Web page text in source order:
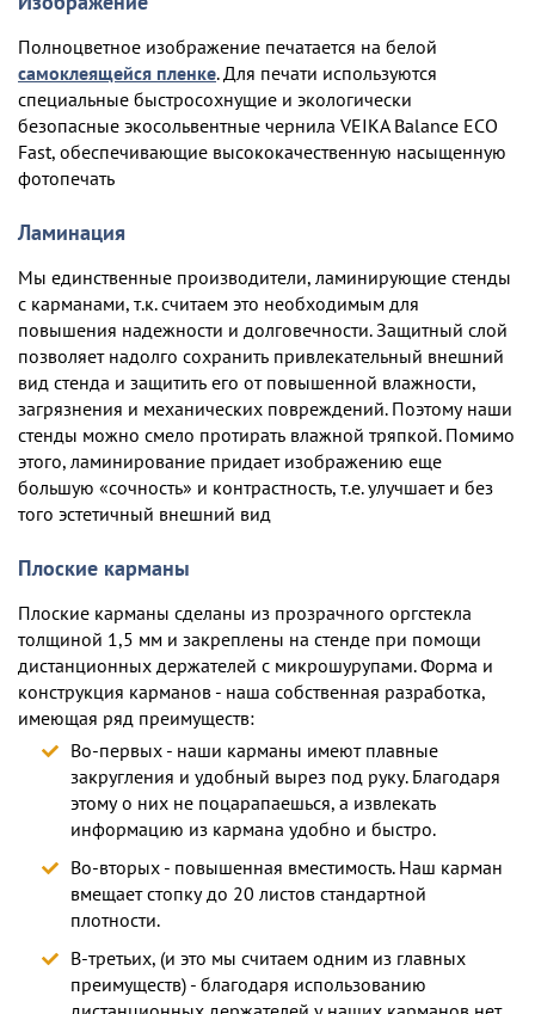
Полноцветное изображение печатается на белой
самоклеящейся пленке. Для печати используются
специальные быстросохнущие и экологически
безопасные экосольвентные чернила VEIKA Balance ECO
Fast, обеспечивающие высококачественную насыщенную
фотопечать
Ламинация
Мы единственные производители, ламинирующие стенды
с карманами, т.к. считаем это необходимым для
повышения надежности и долговечности. Защитный слой
позволяет надолго сохранить привлекательный внешний
вид стенда и защитить его от повышенной влажности,
загрязнения и механических повреждений. Поэтому наши
стенды можно смело протирать влажной тряпкой. Помимо
этого, ламинирование придает изображению еще
большую «сочность» и контрастность, т.е. улучшает и без
того эстетичный внешний вид
Плоские карманы
Плоские карманы сделаны из прозрачного оргстекла
толщиной 1,5 мм и закреплены на стенде при помощи
дистанционных держателей с микрошурупами. Форма и
конструкция карманов - наша собственная разработка,
имеющая ряд преимуществ:
Во-первых - наши карманы имеют плавные
закругления и удобный вырез под руку. Благодаря
этому о них не поцарапаешься, а извлекать
информацию из кармана удобно и быстро.
Во-вторых - повышенная вместимость. Наш карман
вмещает стопку до 20 листов стандартной
плотности.
В-третьих, (и это мы считаем одним из главных
преимуществ) - благодаря использованию